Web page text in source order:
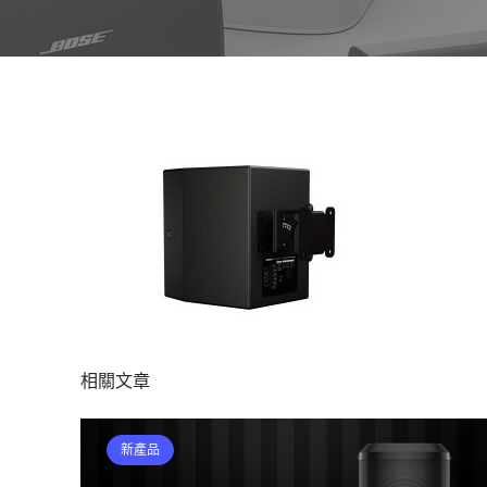
相關文章
新產品